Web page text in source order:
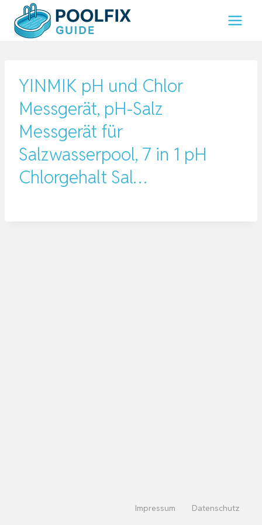
Inhalt
springen
YINMIK pH und Chlor
Messgerät, pH-Salz
Messgerät für
Salzwasserpool, 7 in 1 pH
Chlorgehalt Sal…
Impressum Datenschutz